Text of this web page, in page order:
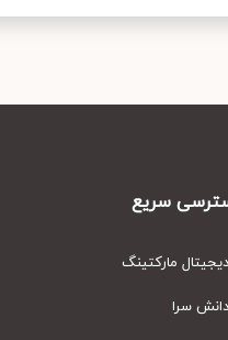
سریع
مارکتینگ
سرا